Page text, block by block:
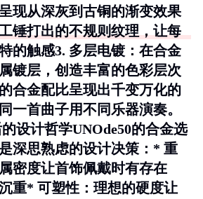
现从深灰到古铜的渐变效果
工锤打出的不规则纹理，让每
的触感3. 多层电镀 ：在合金
镀层，创造丰富的色彩层次
合金配比呈现出千变万化的
一首曲子用不同乐器演奏。
设计哲学UNOde50的合金选
深思熟虑的设计决策：* 重
密度让首饰佩戴时有存在
重* 可塑性 ：理想的硬度让